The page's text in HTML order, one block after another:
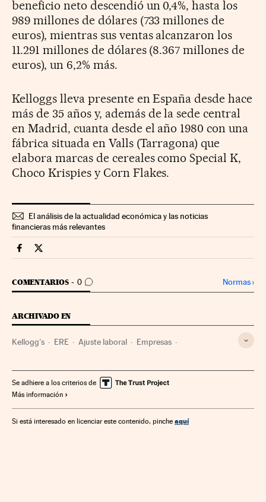
beneficio neto descendió un 0,4%, hasta los
989 millones de dólares (733 millones de
euros), mientras sus ventas alcanzaron los
11.291 millones de dólares (8.367 millones de
euros), un 6,2% más.
Kelloggs lleva presente en España desde hace
más de 35 años y, además de la sede central
en Madrid, cuanta desde el año 1980 con una
fábrica situada en Valls (Tarragona) que
elabora marcas de cereales como Special K,
Choco Krispies y Corn Flakes.
El análisis de la actualidad económica y las noticias
financieras más relevantes
Companias Cinco Días en Facebook
Companias Cinco Días en Twitter
COMENTARIOS 0
IR A LOS COMENTARIOS Normas›
ARCHIVADO EN
Kellogg's ERE Ajuste laboral Empresas
Se adhiere a los criterios de
Más información
Si está interesado en licenciar este contenido, pinche aquí